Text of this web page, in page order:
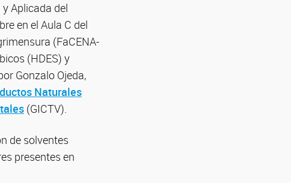
Aplicada del
en el Aula C del
(FaCENA-
(HDES) y
Gonzalo Ojeda,
Naturales
(GICTV).
de solventes
presentes en